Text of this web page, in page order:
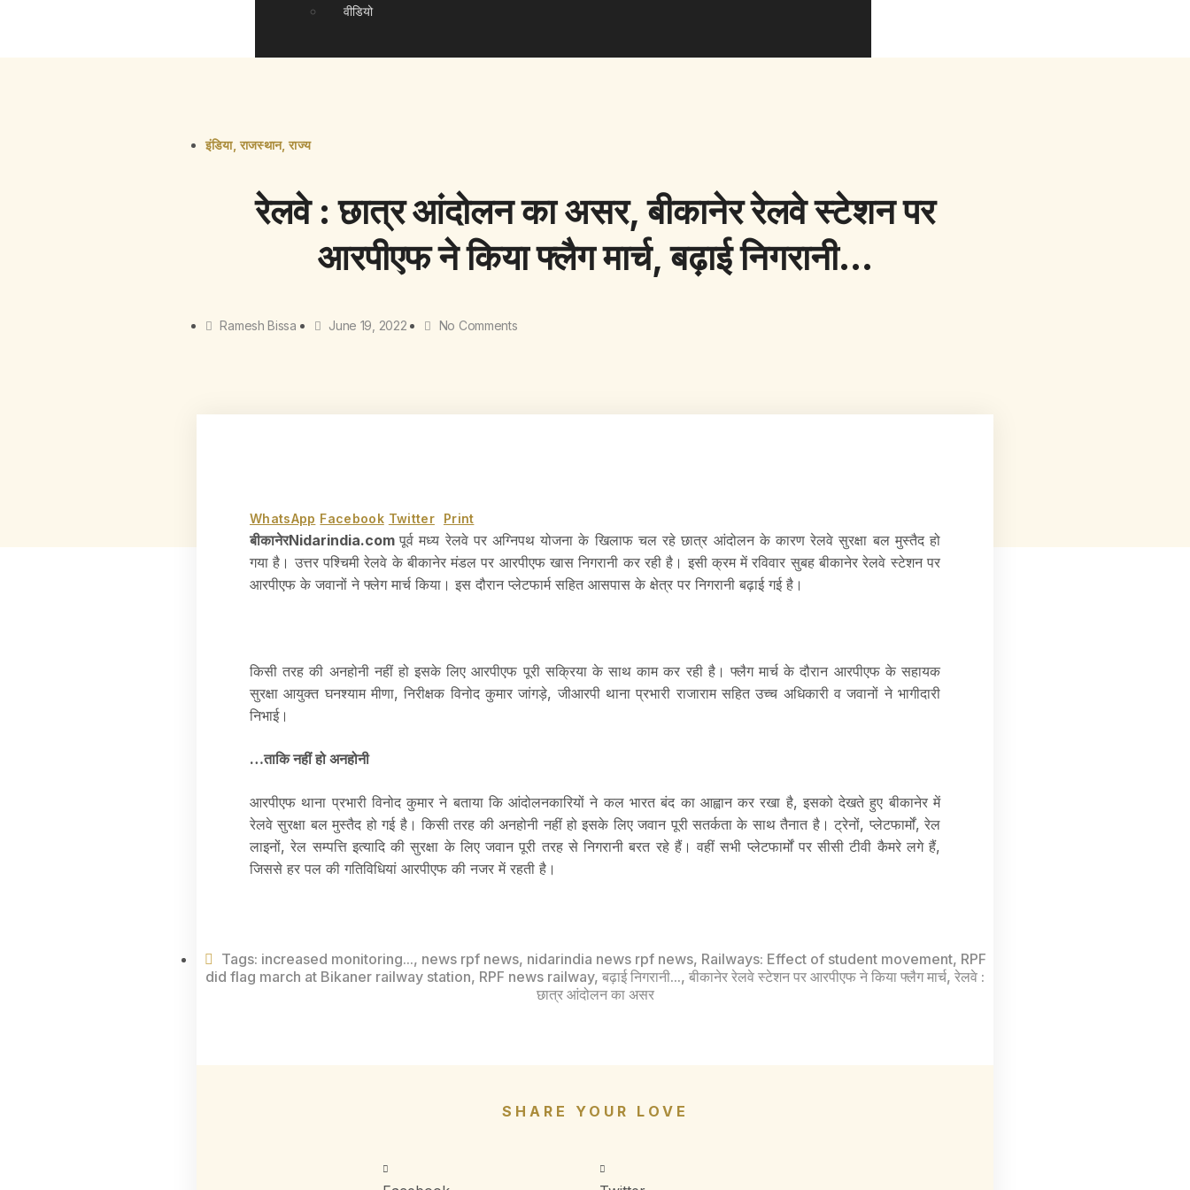
वीडियो
इंडिया,राजस्थान,राज्य
रेलवे : छात्र आंदोलन का असर, बीकानेर रेलवे स्टेशन पर
आरपीएफ ने किया फ्लैग मार्च, बढ़ाई निगरानी…
Ramesh Bissa June 19, 2022 No Comments
WhatsApp Facebook Twitter Print
बीकानेरNidarindia.comपूर्व मध्य रेलवे पर अग्निपथ योजना के खिलाफ चल रहे छात्र आंदोलन के कारण रेलवे सुरक्षा बल मुस्तैद हो
गया है। उत्तर पश्चिमी रेलवे के बीकानेर मंडल पर आरपीएफ खास निगरानी कर रही है। इसी क्रम में रविवार सुबह बीकानेर रेलवे स्टेशन पर
आरपीएफ के जवानों ने फ्लेग मार्च किया। इस दौरान प्लेटफार्म सहित आसपास के क्षेत्र पर निगरानी बढ़ाई गई है।
किसी तरह की अनहोनी नहीं हो इसके लिए आरपीएफ पूरी सक्रिया के साथ काम कर रही है। फ्लैग मार्च के दौरान आरपीएफ के सहायक
सुरक्षा आयुक्त घनश्याम मीणा, निरीक्षक विनोद कुमार जांगड़े, जीआरपी थाना प्रभारी राजाराम सहित उच्च अधिकारी व जवानों ने भागीदारी
निभाई।
…ताकि नहीं हो अनहोनी
आरपीएफ थाना प्रभारी विनोद कुमार ने बताया कि आंदोलनकारियों ने कल भारत बंद का आह्वान कर रखा है, इसको देखते हुए बीकानेर में
रेलवे सुरक्षा बल मुस्तैद हो गई है। किसी तरह की अनहोनी नहीं हो इसके लिए जवान पूरी सतर्कता के साथ तैनात है। ट्रेनों, प्लेटफार्मों, रेल
लाइनों, रेल सम्पत्ति इत्यादि की सुरक्षा के लिए जवान पूरी तरह से निगरानी बरत रहे हैं। वहीं सभी प्लेटफार्मों पर सीसी टीवी कैमरे लगे हैं,
जिससे हर पल की गतिविधियां आरपीएफ की नजर में रहती है।
Tags: increased monitoring..., news rpf news, nidarindia news rpf news, Railways: Effect of student movement, RPF
did flag march at Bikaner railway station, RPF news railway, बढ़ाई निगरानी..., बीकानेर रेलवे स्टेशन पर आरपीएफ ने किया फ्लैग मार्च, रेलवे :
छात्र आंदोलन का असर
SHARE YOUR LOVE